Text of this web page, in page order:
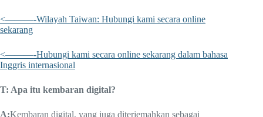
<———-Wilayah Taiwan: Hubungi kami secara online
sekarang
<———-Hubungi kami secara online sekarang dalam bahasa
Inggris internasional
T: Apa itu kembaran digital?
A:Kembaran digital, yang juga diterjemahkan sebagai